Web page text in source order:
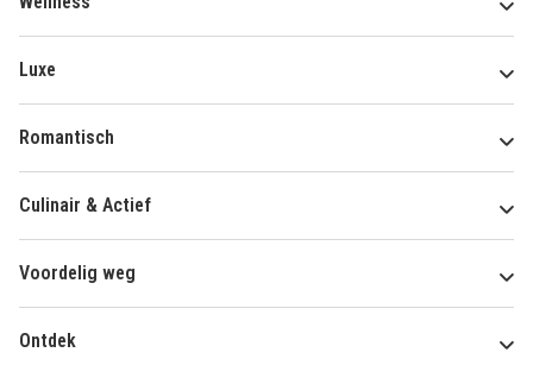
Luxe
Romantisch
Culinair & Actief
Voordelig weg
Ontdek